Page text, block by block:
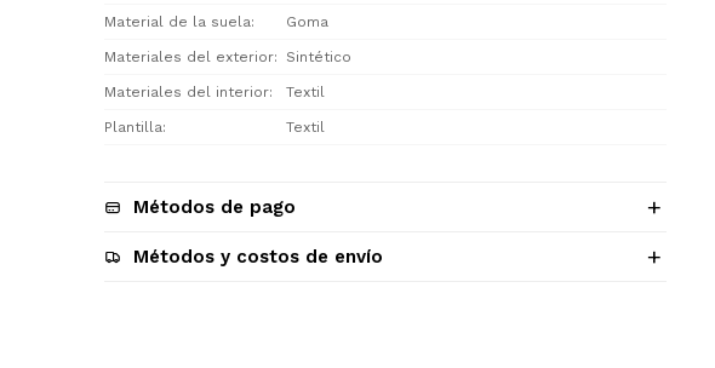
Material de la suela Goma
Materiales del exterior Sintético
Materiales del interior Textil
Plantilla Textil
Métodos de pago
Métodos y costos de envío